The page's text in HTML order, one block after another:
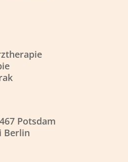
Potsdam
Berlin